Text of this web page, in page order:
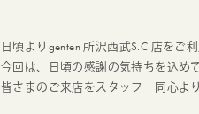
日頃よりgenten 所沢西武S.C.店をご
今回は、日頃の感謝の気持ちを込め
皆さまのご来店をスタッフ一同心よ